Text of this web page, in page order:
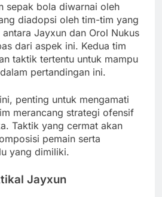
sepak bola diwarnai oleh
diadopsi oleh tim-tim yang
Jayxun dan Orol Nukus
dari aspek ini. Kedua tim
taktik tertentu untuk mampu
pertandingan ini.
penting untuk mengamati
merancang strategi ofensif
Taktik yang cermat akan
pemain serta
yang dimiliki.
Jayxun